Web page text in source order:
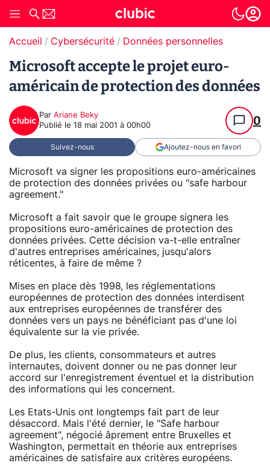
Accueil Cybersécurité Données personnelles
Microsoft accepte le projet euro-
américain de protection des données
Par Ariane Beky
Publié le 18 mai 2001 à 00h00 0
Suivez-nous Ajoutez-nous en favori
Microsoft va signer les propositions euro-américaines
de protection des données privées ou "safe harbour
agreement."
Microsoft a fait savoir que le groupe signera les
propositions euro-américaines de protection des
données privées. Cette décision va-t-elle entraîner
d'autres entreprises américaines, jusqu'alors
réticentes, à faire de même ?
Mises en place dès 1998, les réglementations
européennes de protection des données interdisent
aux entreprises européennes de transférer des
données vers un pays ne bénéficiant pas d'une loi
équivalente sur la vie privée.
De plus, les clients, consommateurs et autres
internautes, doivent donner ou ne pas donner leur
accord sur l'enregistrement éventuel et la distribution
des informations qui les concernent.
Les Etats-Unis ont longtemps fait part de leur
désaccord. Mais l'été dernier, le "Safe harbour
agreement", négocié âprement entre Bruxelles et
Washington, permettait en théorie aux entreprises
américaines de satisfaire aux critères européens.